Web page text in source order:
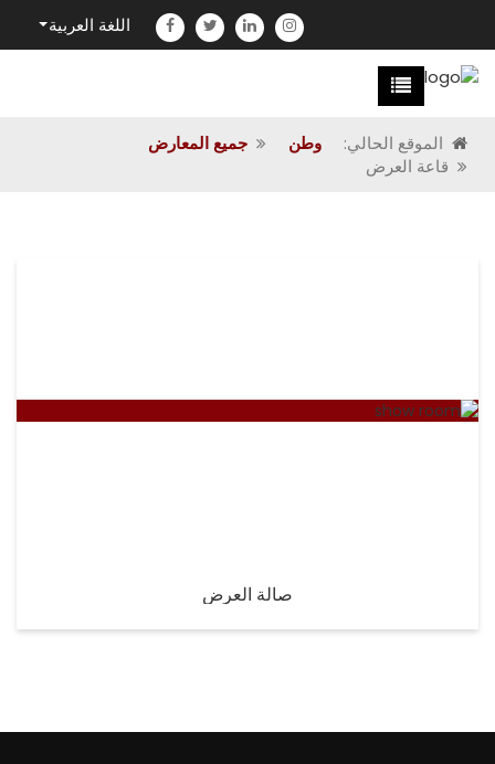
اللغة العربية
الموقع الحالي: وطن
جميع المعارض
قاعة العرض
صالة العرض